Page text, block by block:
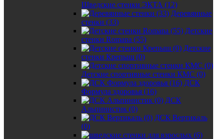
Шведские стенки ЭКТА (12)
Деревянные
стенки (33)
Детские
стенки Romana (55)
Детские
стенки Крепыш (0)
Детские спортивные стенки КМС (0)
ДСК
Формула здоровья (16)
ДСК
Альпинистик (0)
ДСК Вертикаль
(0)